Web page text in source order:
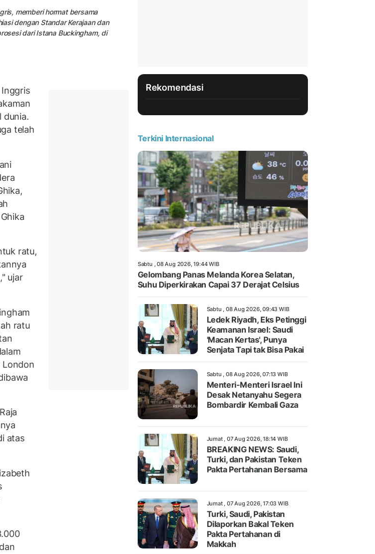
memberi hormat bersama
dengan Standar Kerajaan dan
dari Istana Buckingham, di
Inggris
dunia.
telah
ratu,
ujar
ratu
London
atas
Rekomendasi
Terkini Internasional
Sabtu , 08 Aug 2026, 19:44 WIB
Gelombang Panas Melanda Korea Selatan,
Suhu Diperkirakan Capai 37 Derajat Celsius
Sabtu , 08 Aug 2026, 09:43 WIB
Ledek Riyadh, Eks Petinggi
Keamanan Israel: Saudi
'Macan Kertas', Punya
Senjata Tapi tak Bisa Pakai
Sabtu , 08 Aug 2026, 07:13 WIB
Menteri-Menteri Israel Ini
Desak Netanyahu Segera
Bombardir Kembali Gaza
Jumat , 07 Aug 2026, 18:14 WIB
BREAKING NEWS: Saudi,
Turki, dan Pakistan Teken
Pakta Pertahanan Bersama
Jumat , 07 Aug 2026, 17:03 WIB
Turki, Saudi, Pakistan
Dilaporkan Bakal Teken
Pakta Pertahanan di
Makkah